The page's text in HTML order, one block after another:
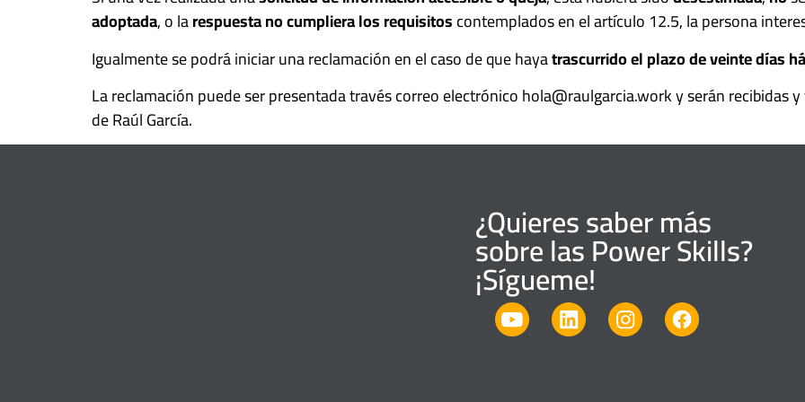
adoptada, o larespuesta no cumpliera los requisitoscontemplados en el artículo 12.5, la persona
Igualmente se podrá iniciar una reclamación en el caso de que hayatrascurrido el plazo de veinte días
La reclamación puede ser presentada través correo electrónico hola@raulgarcia.work y serán
de Raúl García.
¿Quieres saber más
sobre las Power Skills?
¡Sígueme!